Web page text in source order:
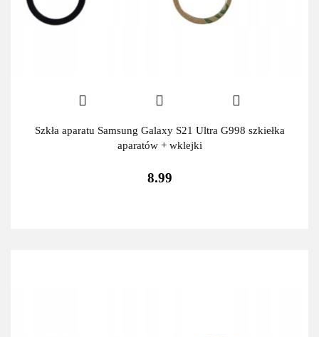
Szkła aparatu Samsung Galaxy S21 Ultra G998 szkiełka
aparatów + wklejki
8.99